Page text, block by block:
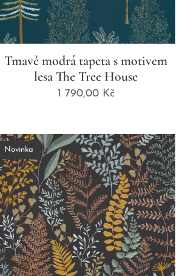
Tmavě modrá tapeta s motivem
lesa The Tree House
1 790,00Kč
Novinka